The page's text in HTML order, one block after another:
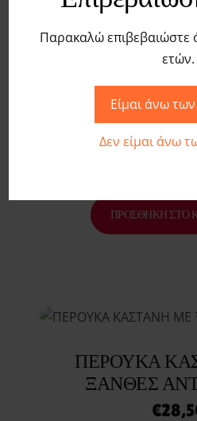
Παρακαλώ επιβεβαιώστε
ετών.
Είμαι άνω
Δεν είμαι άνω
ΜΑΎΡΗ
ΠΡΟΣΘΉΚΗ ΣΤΟ
ΠΕΡΟΥΚΑ
ΞΑΝΘΕΣ
€